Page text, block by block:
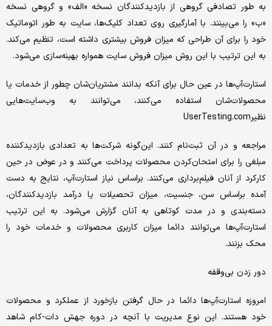
به طور تصادفی گروهی از بازدیدکنندگان نسخه «الف» و گروهی نسخه
«ب» را می‌بینند. با آمارگیری روی تعداد کلیک‌ها، سایت به طور اتوماتیک
خود را برای آن طراحی که میزان فروش بیشتری داشته است، تنظیم می‌کند.
به این ترتیب با این روش میزان فروش سایت همواره بهینه‌سازی می‌شود.
استارت‌آپ‌ها در عین حال برای آنکه بدانند مشتریان‌شان چطور از خدمات یا
محصولات‌شان استفاده می‌کنند، می‌توانند به وب‌سایت‌هایی
نظیرUserTesting.com
مراجعه و در آن ثبت‌نام کنند. این‌گونه شرکت‌ها به تعدادی بازدیدکننده
مبلغی را برای امتحان‌کردن محصولات پرداخت می‌کنند و در عوض در حین
کارکرد از آنان فیلم‌برداری می‌کنند. براساس نیاز استارت‌آپ، نتایج به دست
آمده براساس سن، جنسیت، میزان تحصیلات یا درآمد بازدیدکنندگان،
دسته‌بندی و در مدت کوتاهی به آنان گزارش می‌شود. به این ترتیب
استارت‌آپ‌ها می‌توانند دائما میزان کاربری محصولات و خدمات خود را
محک بزنند.
دور زدن بی‌وقفه
امروزه استارت‌آپ‌ها دائما در حال گرفتن بازخورد از عملکرد و محصولات
خود هستند. این نوع مدیریت با آنچه در دوره جهش دات-کام شاهد